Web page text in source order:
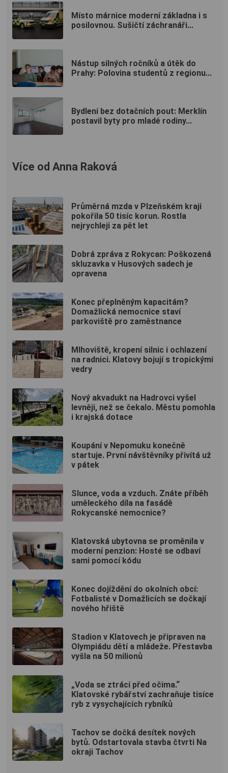
Místo márnice moderní základna i s
posilovnou. Sušičtí záchranáři...
Nástup silných ročníků a útěk do
Prahy: Polovina studentů z regionu...
Bydlení bez dotačních pout: Merklín
postavil byty pro mladé rodiny...
Více od Anna Raková
Průměrná mzda v Plzeňském kraji
pokořila 50 tisíc korun. Rostla
nejrychleji za pět let
Dobrá zpráva z Rokycan: Poškozená
skluzavka v Husových sadech je
opravena
Konec přeplněným kapacitám?
Domažlická nemocnice staví
parkoviště pro zaměstnance
Mlhoviště, kropení silnic i ochlazení
na radnici. Klatovy bojují s tropickými
vedry
Nový akvadukt na Hadrovci vyšel
levněji, než se čekalo. Městu pomohla
i krajská dotace
Koupání v Nepomuku konečně
startuje. První návštěvníky přivítá už
v pátek
Slunce, voda a vzduch. Znáte příběh
uměleckého díla na fasádě
Rokycanské nemocnice?
Klatovská ubytovna se proměnila v
moderní penzion: Hosté se odbaví
sami pomocí kódu
Konec dojíždění do okolních obcí:
Fotbalisté v Domažlicích se dočkají
nového hřiště
Stadion v Klatovech je připraven na
Olympiádu dětí a mládeže. Přestavba
vyšla na 50 milionů
„Voda se ztrácí před očima.“
Klatovské rybářství zachraňuje tisíce
ryb z vysychajících rybníků
Tachov se dočká desítek nových
bytů. Odstartovala stavba čtvrti Na
okraji Tachov